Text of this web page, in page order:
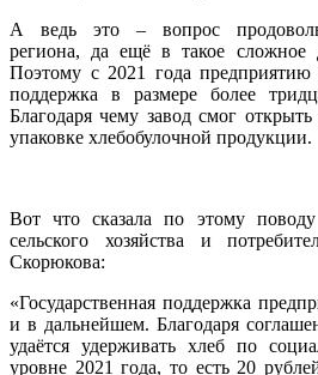
А ведь это – вопрос
региона, да ещё в такое сложное
Поэтому с 2021 года предприятию
поддержка в размере более
Благодаря чему завод смог
упаковке хлебобулочной продукции.
Вот что сказала по этому поводу
сельского хозяйства и
Скорюкова:
«Государственная поддержка
и в дальнейшем. Благодаря
удаётся удерживать хлеб по
уровне 2021 года, то есть 20